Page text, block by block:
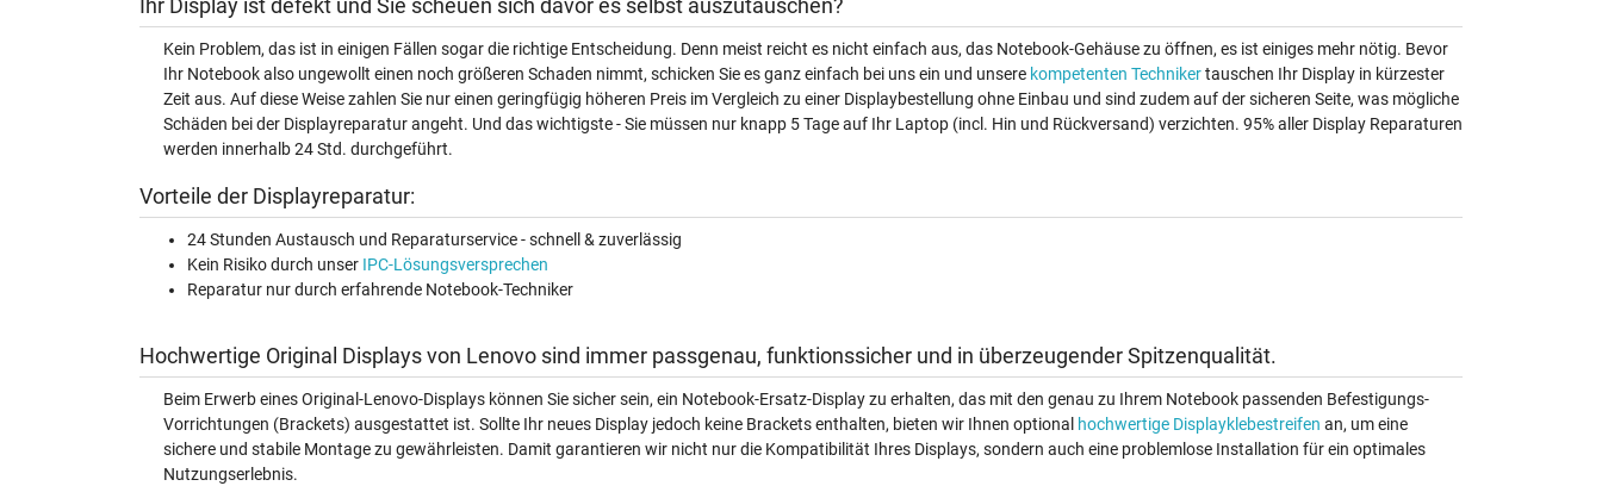
Ihr Display ist defekt und Sie scheuen sich davor es selbst auszutauschen?
Kein Problem, das ist in einigen Fällen sogar die richtige Entscheidung. Denn meist reicht es nicht einfach aus, das Notebook-Gehäuse zu öffnen, es ist einiges mehr nötig. Bevor
Ihr Notebook also ungewollt einen noch größeren Schaden nimmt, schicken Sie es ganz einfach bei uns ein und unsere kompetenten Technikertauschen Ihr Display in kürzester
Zeit aus. Auf diese Weise zahlen Sie nur einen geringfügig höheren Preis im Vergleich zu einer Displaybestellung ohne Einbau und sind zudem auf der sicheren Seite, was mögliche
Schäden bei der Displayreparatur angeht. Und das wichtigste - Sie müssen nur knapp 5 Tage auf Ihr Laptop (incl. Hin und Rückversand) verzichten. 95% aller Display Reparaturen
werden innerhalb 24 Std. durchgeführt.
Vorteile der Displayreparatur:
24 Stunden Austausch und Reparaturservice - schnell & zuverlässig
Kein Risiko durch unser IPC-Lösungsversprechen
Reparatur nur durch erfahrende Notebook-Techniker
Hochwertige Original Displays von Lenovo sind immer passgenau, funktionssicher und in überzeugender Spitzenqualität.
Beim Erwerb eines Original-Lenovo-Displays können Sie sicher sein, ein Notebook-Ersatz-Display zu erhalten, das mit den genau zu Ihrem Notebook passenden Befestigungs-
Vorrichtungen (Brackets) ausgestattet ist. Sollte Ihr neues Display jedoch keine Brackets enthalten, bieten wir Ihnen optional hochwertige Displayklebestreifen an, um eine
sichere und stabile Montage zu gewährleisten. Damit garantieren wir nicht nur die Kompatibilität Ihres Displays, sondern auch eine problemlose Installation für ein optimales
Nutzungserlebnis.